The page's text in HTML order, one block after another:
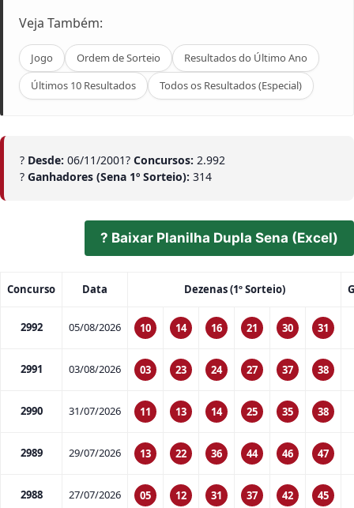
Veja Também:
Jogo Ordem de Sorteio
Resultados do Último Ano
Últimos 10 Resultados
Todos os Resultados (Especial)
? Desde: 06/11/2001? Concursos: 2.992
? Ganhadores (Sena 1º Sorteio): 314
? Baixar Planilha Dupla Sena (Excel)
Concurso Data Dezenas (1º Sorteio)
2992 05/08/2026 10 14 16 21 30 31
2991 03/08/2026 03 23 24 27 37 38
2990 31/07/2026 11 13 14 25 35 38
2989 29/07/2026 13 22 36 44 46 47
2988 27/07/2026 05 12 31 37 42 45